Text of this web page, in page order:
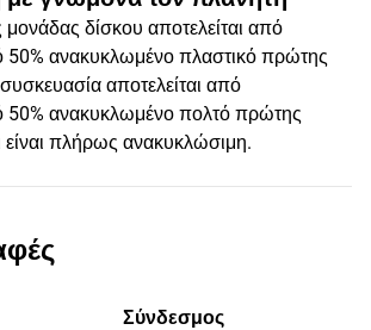
δίσκου αποτελείται από
50% ανακυκλωμένο πλαστικό πρώτης
αποτελείται από
50% ανακυκλωμένο πολτό πρώτης
πλήρως ανακυκλώσιμη.
Σύνδεσμος